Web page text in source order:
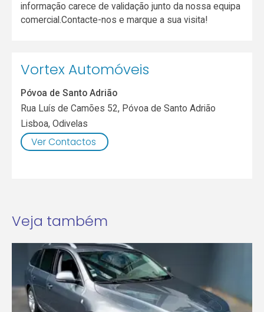
informação carece de validação junto da nossa equipa
comercial.Contacte-nos e marque a sua visita!
Vortex Automóveis
Póvoa de Santo Adrião
Rua Luís de Camões 52, Póvoa de Santo Adrião
Lisboa,Odivelas
Ver Contactos
Veja também